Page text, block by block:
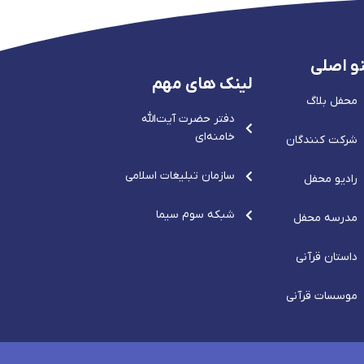
اصلی
محفل بلاگ
شرکت کنندگان
رادیو محفل
مدرسه محفل
داستان قرآنی
موسسات قرآنی
لینک های مهم
دفتر حضرت آيت‌الله‌
خامنه‌ای
سازمان تبلیغات اسلامی
شبکه سوم سیما